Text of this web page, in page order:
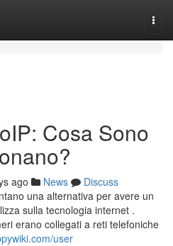
Cosa Sono
ago News
Discuss
una alternativa per avere un
sulla tecnologia internet .
erano collegati a reti telefoniche
user